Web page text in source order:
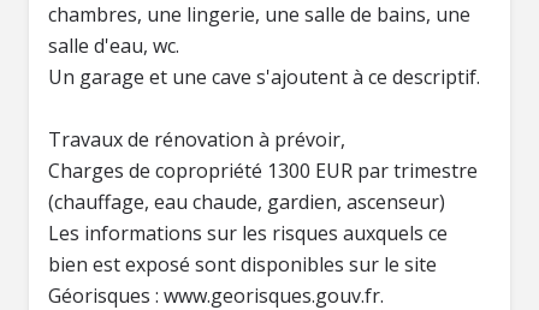
chambres, une lingerie, une salle de bains, une
salle d'eau, wc.
Un garage et une cave s'ajoutent à ce descriptif.
Travaux de rénovation à prévoir,
Charges de copropriété 1300 EUR par trimestre
(chauffage, eau chaude, gardien, ascenseur)
Les informations sur les risques auxquels ce
bien est exposé sont disponibles sur le site
Géorisques : www.georisques.gouv.fr.